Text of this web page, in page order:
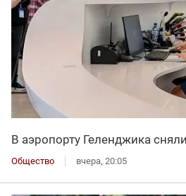
В аэропорту Геленджика
Общество вчера, 20:05